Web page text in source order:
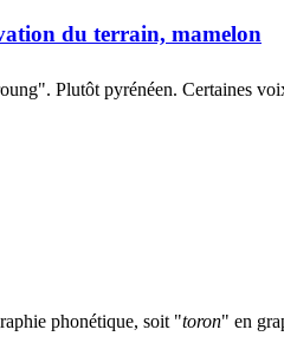
du terrain, mamelon
Plutôt pyrénéen. Certaines
phonétique, soit "toron" en